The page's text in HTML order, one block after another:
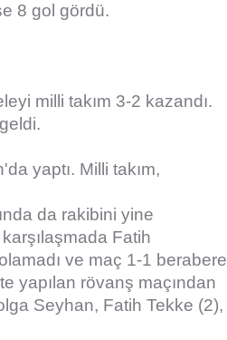
8 gol gördü.
milli takım 3-2 kazandı.
yaptı. Milli takım,
da rakibini yine
Fatih
ve maç 1-1 berabere
yapılan rövanş maçından
Seyhan, Fatih Tekke (2),